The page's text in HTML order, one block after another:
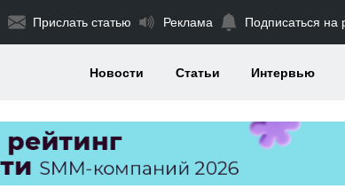
Прислать статью Реклама Подписаться на
Новости Статьи Интервью